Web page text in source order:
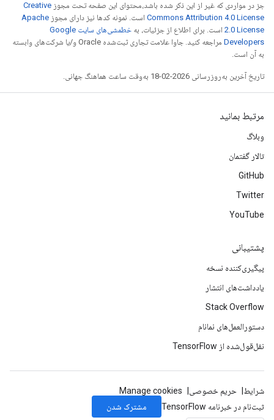
جز در مواردی که غیر از این ذکر شده باشد،‌محتوای این صفحه تحت مجوز Creative
Commons Attribution 4.0 License است. نمونه کدها نیز دارای مجوز Apache
2.0 License است. برای اطلاع از جزئیات، به
خطمشی‌های سایت Google
Developers‏
مراجعه کنید. جاوا علامت تجاری ثبت‌شده Oracle و/یا شرکت‌های وابسته
به آن است.
تاریخ آخرین به‌روزرسانی 2026-02-18 به‌وقت ساعت هماهنگ جهانی.
مرتبط بمانید
وبلاگ
تالار گفتمان
GitHub
Twitter
YouTube
پشتیبانی
پیگیری‌کننده نسخه
یادداشت‌های انتشار
Stack Overflow
دستورالعمل‌های نمانام
نقل‌قول‌شده از TensorFlow
شرایط حریم خصوصی
Manage cookies
ثبت‌نام در خبرنامه TensorFlow
مشترک شدن